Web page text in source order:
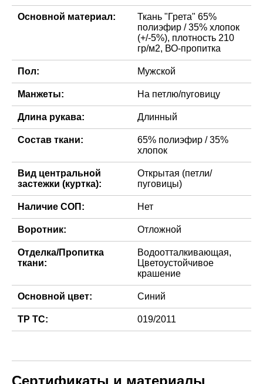
Основной материал:
Ткань "Грета" 65%
полиэфир / 35% хлопок
(+/-5%), плотность 210
гр/м2, ВО-пропитка
Пол: Мужской
Манжеты: На петлю/пуговицу
Длина рукава: Длинный
Состав ткани:
65% полиэфир / 35%
хлопок
Вид центральной
застежки (куртка):
Открытая (петли/
пуговицы)
Наличие СОП: Нет
Воротник: Отложной
Отделка/Пропитка
ткани:
Водоотталкивающая,
Цветоустойчивое
крашение
Основной цвет: Синий
ТР ТС: 019/2011
Сертификаты и материалы